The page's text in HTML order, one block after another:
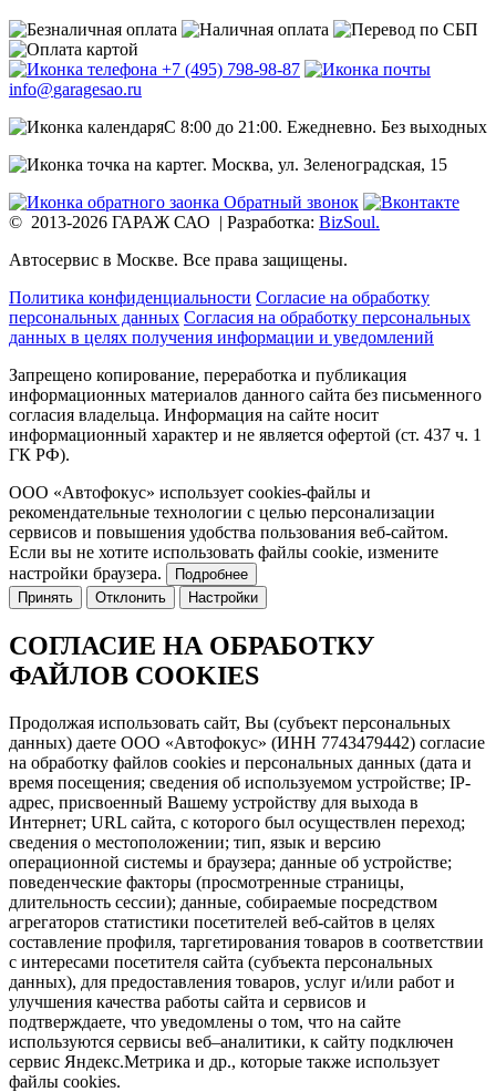
+7 (495) 798-98-87
info@garagesao.ru
C 8:00 до 21:00. Ежедневно. Без выходных
г. Москва, ул. Зеленоградская, 15
Обратный звонок
© 2013-2026 ГАРАЖ САО | Разработка: BizSoul.
Автосервис в Москве. Все права защищены.
Политика конфиденциальности Согласие на обработку
персональных данных Согласия на обработку персональных
данных в целях получения информации и уведомлений
Запрещено копирование, переработка и публикация
информационных материалов данного сайта без письменного
согласия владельца. Информация на сайте носит
информационный характер и не является офертой (ст. 437 ч. 1
ГК РФ).
ООО «Автофокус» использует cookies-файлы и
рекомендательные технологии с целью персонализации
сервисов и повышения удобства пользования веб-сайтом.
Если вы не хотите использовать файлы cookie, измените
настройки браузера.
Подробнее
Принять
Отклонить Настройки
СОГЛАСИЕ НА ОБРАБОТКУ
ФАЙЛОВ COOKIES
Продолжая использовать сайт, Вы (субъект персональных
данных) даете ООО «Автофокус» (ИНН 7743479442) согласие
на обработку файлов cookies и персональных данных (дата и
время посещения; сведения об используемом устройстве; IP-
адрес, присвоенный Вашему устройству для выхода в
Интернет; URL сайта, с которого был осуществлен переход;
сведения о местоположении; тип, язык и версию
операционной системы и браузера; данные об устройстве;
поведенческие факторы (просмотренные страницы,
длительность сессии); данные, собираемые посредством
агрегаторов статистики посетителей веб-сайтов в целях
составление профиля, таргетирования товаров в соответствии
с интересами посетителя сайта (субъекта персональных
данных), для предоставления товаров, услуг и/или работ и
улучшения качества работы сайта и сервисов и
подтверждаете, что уведомлены о том, что на сайте
используются сервисы веб–аналитики, к сайту подключен
сервис Яндекс.Метрика и др., которые также использует
файлы cookies.